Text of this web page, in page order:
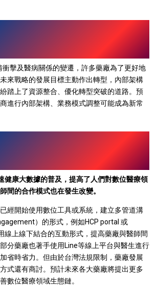
衝擊及醫病關係的變遷，許多藥廠為了更好地
來戰略的發展目標主動作出轉型，內部架構
踏上了資源整合、優化轉型突破的道路。預
進行內部架構、業務模式調整可能成為新常
健康大數據的普及，提高了人們對數位醫療領
間的合作模式也在發生改變。
經開始使用數位工具或系統，建立多管道溝
）的形式，例如HCP portal 或
線上線下結合的互動形式，提高藥廠與醫師間
分藥廠也著手使用Line等線上平台與醫生進行
省時省力。但由於台灣法規限制，藥廠發展
式還有商討。預計未來各大藥廠將提出更多
數位醫療領域生態鏈。